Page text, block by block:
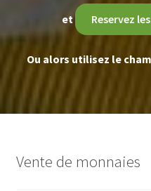
et Reservez
Ou alors utilisez le
Vente de monnaies